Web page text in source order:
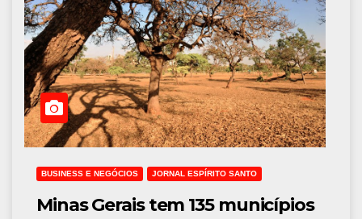
BUSINESS E NEGÓCIOS JORNAL ESPÍRITO SANTO
Minas Gerais tem 135 municípios